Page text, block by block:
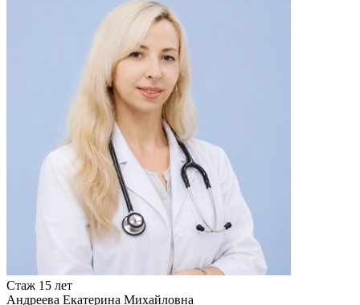
Стаж 15 лет
Андреева Екатерина Михайловна